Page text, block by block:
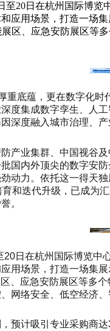
至20日在杭州国际博
应用场景，打造一场
区、应急安防展区等
重底蕴，更在数字化
度集成数字孪生、人
深度融入城市治理、
产业集群、中国视谷
国内外顶尖的数字安
动力。依托这一得
和迭代升级，已成为
。
日在杭州国际博览中
用场景，打造一场集
、应急安防展区等多
网络安全、低空经济
预计吸引专业采购商